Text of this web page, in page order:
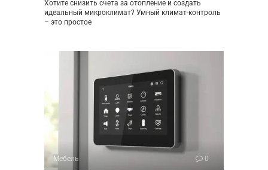
Хотите снизить счета за отопление и создать
идеальный микроклимат? Умный климат-контроль
– это простое
Мебель 0